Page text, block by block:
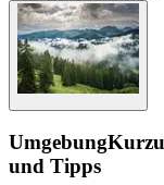
Umgebung
und Tipps